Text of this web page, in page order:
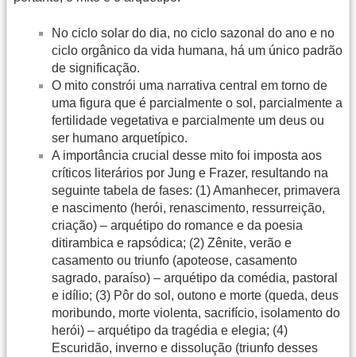
No ciclo solar do dia, no ciclo sazonal do ano e no
ciclo orgânico da vida humana, há um único padrão
de significação.
O mito constrói uma narrativa central em torno de
uma figura que é parcialmente o sol, parcialmente a
fertilidade vegetativa e parcialmente um deus ou
ser humano arquetípico.
A importância crucial desse mito foi imposta aos
críticos literários por Jung e Frazer, resultando na
seguinte tabela de fases: (1) Amanhecer, primavera
e nascimento (herói, renascimento, ressurreição,
criação) – arquétipo do romance e da poesia
ditirambica e rapsódica; (2) Zênite, verão e
casamento ou triunfo (apoteose, casamento
sagrado, paraíso) – arquétipo da comédia, pastoral
e idílio; (3) Pôr do sol, outono e morte (queda, deus
moribundo, morte violenta, sacrifício, isolamento do
herói) – arquétipo da tragédia e elegia; (4)
Escuridão, inverno e dissolução (triunfo desses